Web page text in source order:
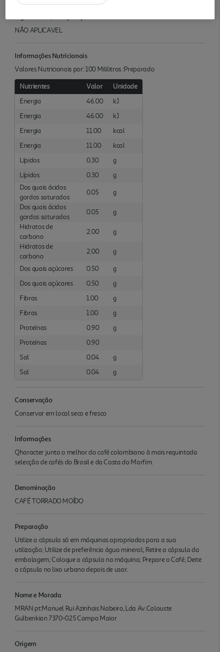
NÃO APLICAVEL
Informações Nutricionais
Valores Nutricionais por: 100 Mililitros :Preparado
Nutrientes Valor
Unidade
Energia
46.00
kJ
Energia
46.00
kJ
Energia
11.00
kcal
Energia
11.00
kcal
Lípidos
0.30
g
Lípidos
0.30
g
Dos quais ácidos
gordos saturados
0.05
g
Dos quais ácidos
gordos saturados
0.05
g
Hidratos de
carbono
2.00
g
Hidratos de
carbono
2.00 g
Dos quais açúcares 0.50
g
Dos quais açúcares
0.50
g
Fibras
1.00
g
Fibras
1.00
g
Proteínas
0.90
g
Proteínas
0.90
Sal
0.04
g
Sal
0.04 g
Conservação
Conservar em local seco e fresco
Informações
Qharacter junta o melhor do café colombiano à mais requintada
selecção de cafés do Brasil e da Costa do Marfim.
Denominação
CAFÉ TORRADO MOÍDO
Preparação
Utilize a cápsula só em máquinas apropriadas para a sua
utilização; Utilize de preferência água mineral; Retire a cápsula da
embalagem; Coloque a cápsula na máquina; Prepare o Café; Deite
a cápsula no lixo urbano depois de usar.
Nome e Morada
MRAN pt:Manuel Rui Azinhais Nabeiro, Lda Av.Calouste
Gulbenkian 7370-025 Campo Maior
Origem